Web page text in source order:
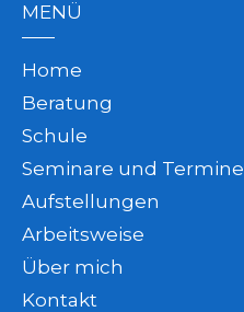
MENÜ
Home
Beratung
Schule
Seminare und Termine
Aufstellungen
Arbeitsweise
Über mich
Kontakt